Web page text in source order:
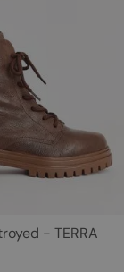
- TERRA